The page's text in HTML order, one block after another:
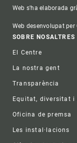
Web s'ha elaborada
Web desenvolupat
Footer
SOBRE NOSALTRES
El Centre
La nostra gent
Transparència
Equitat, diversitat
Oficina de premsa
Les instal·lacions